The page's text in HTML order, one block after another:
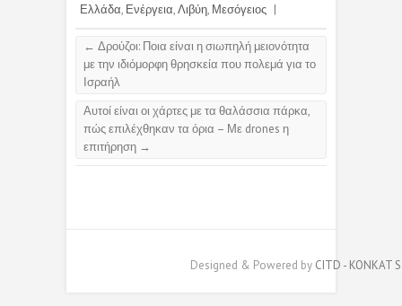
Ελλάδα, Ενέργεια,Λιβύη, Μεσόγειος |
← Δρούζοι: Ποια είναι η σιωπηλή μειονότητα
με την ιδιόμορφη θρησκεία που πολεμά για το
Ισραήλ
Αυτοί είναι οι χάρτες με τα θαλάσσια πάρκα,
πώς επιλέχθηκαν τα όρια – Με drones η
επιτήρηση →
Designed & Powered by CITD - KONKAT